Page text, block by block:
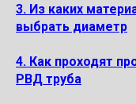
3. Из каких
выбрать диаметр
4. Как проходят
РВД труба